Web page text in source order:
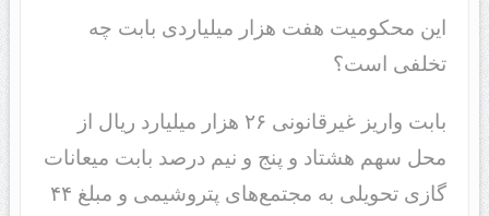
این محکومیت هفت هزار میلیاردی بابت چه
تخلفی است؟
بابت واریز غیرقانونی ٢۶ هزار میلیارد ریال از
محل سهم هشتاد و پنج و نیم درصد بابت میعانات
گازی تحویلی به مجتمع‌های پتروشیمی و مبلغ ۴۴